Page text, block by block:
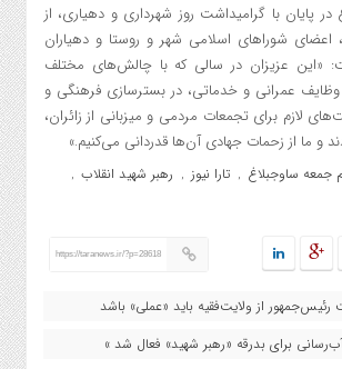
پایان با گرامیداشت روز شهرداری و دهیاری، از
اعضای شوراهای اسلامی شهر و روستا و دهیاران
«این عزیزان در سالی که با چالش‌های مختلف
وظایف عمرانی و خدماتی، در بسترسازی فرهنگی و
لازم برای تجمعات مردمی و میزبانی از زائران،
و ما از زحمات جهادی آن‌ها قدردانی می‌کنیم.»
جمعه ساوجبلاغ , تارا نیوز , رهبر شهید انقلاب ,
https://taranews.ir/?p=28618
رئیس‌جمهور از ولایت‌فقیه باید «عملی» باشد